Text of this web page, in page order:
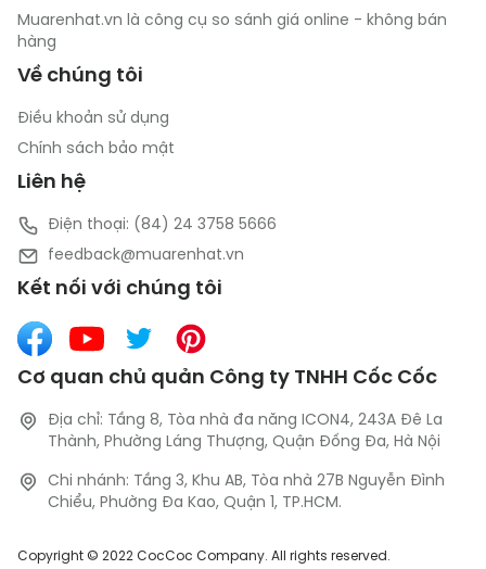
Về chúng tôi
Điều khoản sử dụng
Chính sách bảo mật
Liên hệ
Điện thoại: (84) 24 3758 5666
feedback@muarenhat.vn
Kết nối với chúng tôi
Cơ quan chủ quản Công ty TNHH Cốc Cốc
Địa chỉ: Tầng 8, Tòa nhà đa năng ICON4, 243A Đê La
Thành, Phường Láng Thượng, Quận Đống Đa, Hà Nội
Chi nhánh: Tầng 3, Khu AB, Tòa nhà 27B Nguyễn Đình
Chiểu, Phường Đa Kao, Quận 1, TP.HCM.
Muarenhat.vn là công cụ so sánh giá online - không bán
hàng
Copyright © 2022 CocCoc Company. All rights reserved.